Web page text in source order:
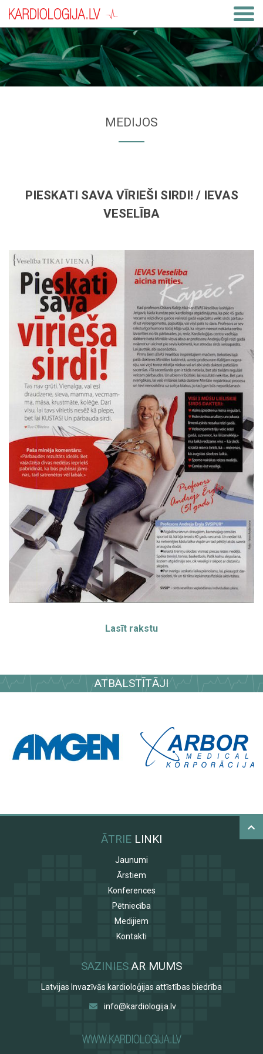
MEDIJOS
PIESKATI SAVA VĪRIEŠI SIRDI! / IEVAS
VESELĪBA
Lasīt rakstu
ATBALSTĪTĀJI
ĀTRIE LINKI
Jaunumi
Ārstiem
Konferences
Pētniecība
Medijiem
Kontakti
SAZINIES AR MUMS
Latvijas Invazīvās kardioloģijas attīstības biedrība
info@kardiologija.lv